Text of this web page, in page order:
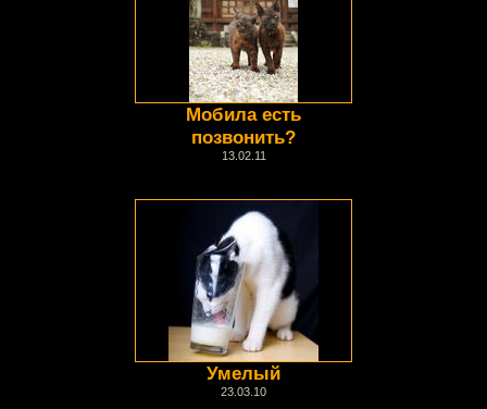
Мобила есть
позвонить?
13.02.11
Умелый
23.03.10